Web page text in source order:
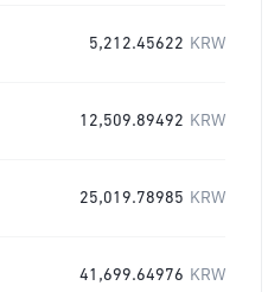
5,212.45622 KRW
12,509.89492 KRW
25,019.78985 KRW
41,699.64976 KRW